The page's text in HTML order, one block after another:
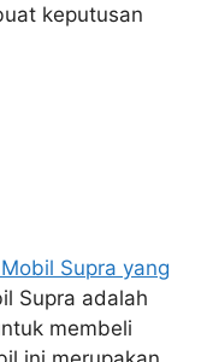
keputusan
Supra yang
Supra adalah
membeli